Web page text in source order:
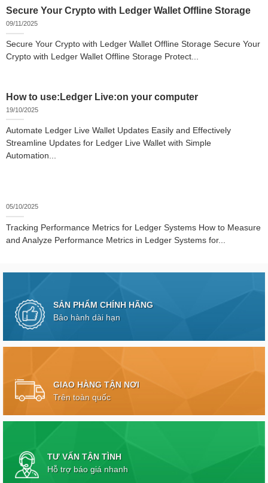
Secure Your Crypto with Ledger Wallet Offline Storage
09/11/2025
Secure Your Crypto with Ledger Wallet Offline Storage Secure Your
Crypto with Ledger Wallet Offline Storage Protect...
How to use:Ledger Live:on your computer
19/10/2025
Automate Ledger Live Wallet Updates Easily and Effectively
Streamline Updates for Ledger Live Wallet with Simple
Automation...
05/10/2025
Tracking Performance Metrics for Ledger Systems How to Measure
and Analyze Performance Metrics in Ledger Systems for...
SẢN PHẨM CHÍNH HÃNG
Bảo hành dài hạn
GIAO HÀNG TẬN NƠI
Trên toàn quốc
TƯ VẤN TẬN TÌNH
Hỗ trợ báo giá nhanh